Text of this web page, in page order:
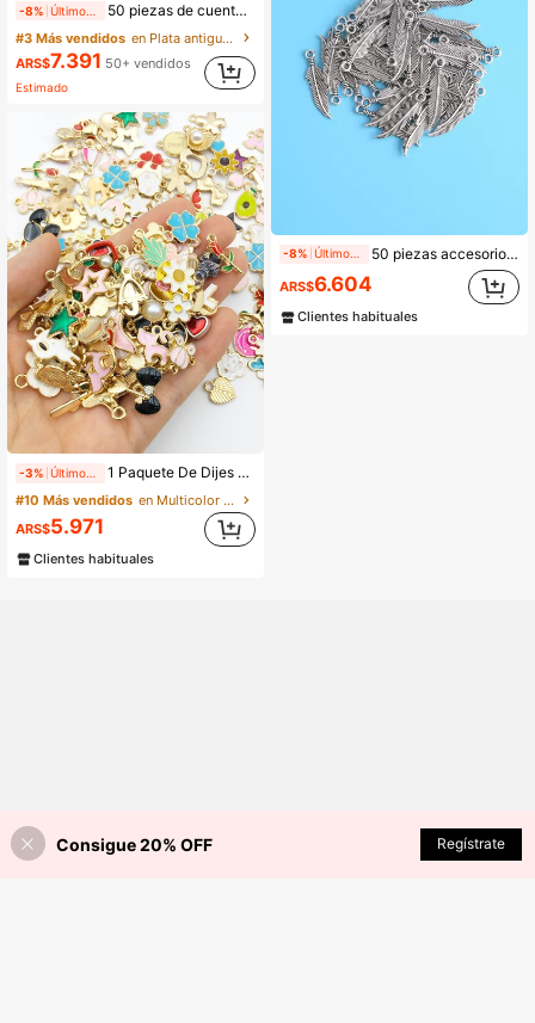
-8% 50 piezas de cuentas sueltas de aleación con formas de luna y estrella de estilo vintage, surtido aleatorio, juego de colgantes para hacer joyas DIY, accesorios personalizados DIY
#3 Más vendidos
en Plata antigua Colgantes y dijes
ARS$7.391 50+ vendidos
Estimado
-3% 1 Paquete De Dijes Al Azar Mezclados De Esmalte Plateado Antiguo A Granel Para Hacer Pulseras, Collares, Aretes Y Suministros De Joyería
#10 Más vendidos
en Multicolor Encantos para hacer joyas
ARS$5.971
Clientes habituales
-8% Últimos 2 días 50 piezas accesorio de joya DIY con pluma metálica
ARS$6.604
Clientes habituales
¡15% DE DESCUENTO! AÑADIR A LA BOLSA
Consigue 20% OFF Regístrate